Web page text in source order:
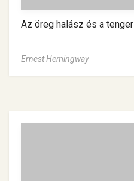
Az öreg halász és a tenger
Ernest Hemingway